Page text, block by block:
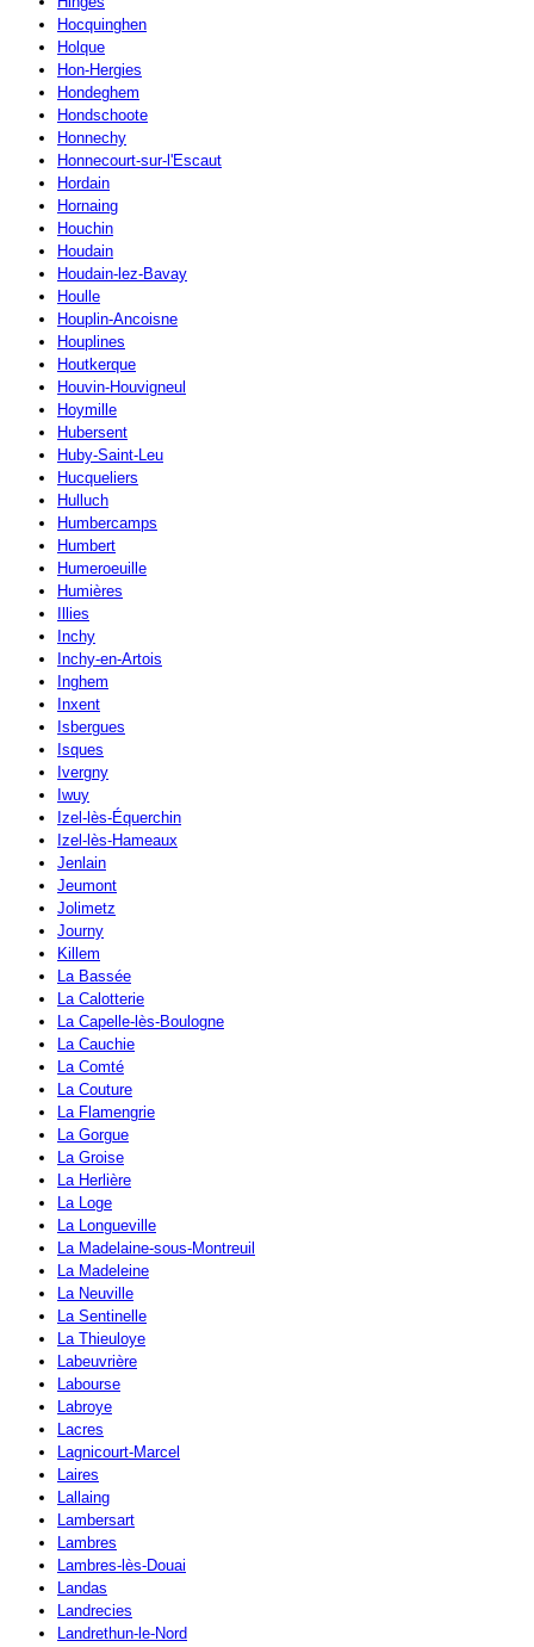
Hocquinghen
Holque
Hon-Hergies
Hondeghem
Hondschoote
Honnechy
Honnecourt-sur-l'Escaut
Hordain
Hornaing
Houchin
Houdain
Houdain-lez-Bavay
Houlle
Houplin-Ancoisne
Houplines
Houtkerque
Houvin-Houvigneul
Hoymille
Hubersent
Huby-Saint-Leu
Hucqueliers
Hulluch
Humbercamps
Humbert
Humeroeuille
Humières
Illies
Inchy
Inchy-en-Artois
Inghem
Inxent
Isbergues
Isques
Ivergny
Iwuy
Izel-lès-Équerchin
Izel-lès-Hameaux
Jenlain
Jeumont
Jolimetz
Journy
Killem
La Bassée
La Calotterie
La Capelle-lès-Boulogne
La Cauchie
La Comté
La Couture
La Flamengrie
La Gorgue
La Groise
La Herlière
La Loge
La Longueville
La Madelaine-sous-Montreuil
La Madeleine
La Neuville
La Sentinelle
La Thieuloye
Labeuvrière
Labourse
Labroye
Lacres
Lagnicourt-Marcel
Laires
Lallaing
Lambersart
Lambres
Lambres-lès-Douai
Landas
Landrecies
Landrethun-le-Nord